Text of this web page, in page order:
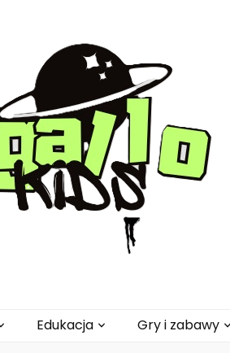
Edukacja Gry i zabawy